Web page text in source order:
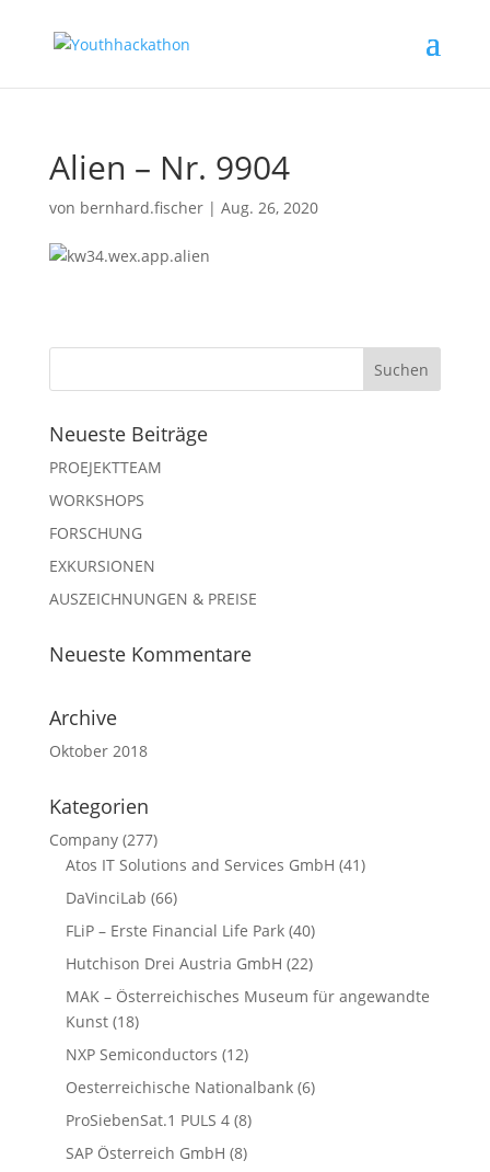
Alien – Nr. 9904
von bernhard.fischer| Aug. 26, 2020
Neueste Beiträge
PROEJEKTTEAM
WORKSHOPS
FORSCHUNG
EXKURSIONEN
AUSZEICHNUNGEN & PREISE
Neueste Kommentare
Archive
Oktober 2018
Kategorien
Company(277)
Atos IT Solutions and Services GmbH (41)
DaVinciLab (66)
FLiP – Erste Financial Life Park(40)
Hutchison Drei Austria GmbH (22)
MAK – Österreichisches Museum für angewandte
Kunst(18)
NXP Semiconductors (12)
Oesterreichische Nationalbank(6)
ProSiebenSat.1 PULS 4(8)
SAP Österreich GmbH (8)